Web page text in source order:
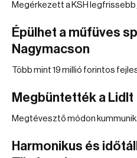
Megérkezett a KSH
Épülhet a műfüves
Nagymacson
Több mint 19 millió forintos
Megbüntették a Lidlt
Megtévesztő módon
Harmonikus és